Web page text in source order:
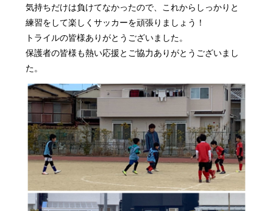
気持ちだけは負けてなかったので、これからしっかりと
練習をして楽しくサッカーを頑張りましょう！
トライルの皆様ありがとうございました。
保護者の皆様も熱い応援とご協力ありがとうございまし
た。